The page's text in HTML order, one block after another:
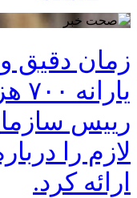
زمان
رییس
لازم را
ارائه کرد.